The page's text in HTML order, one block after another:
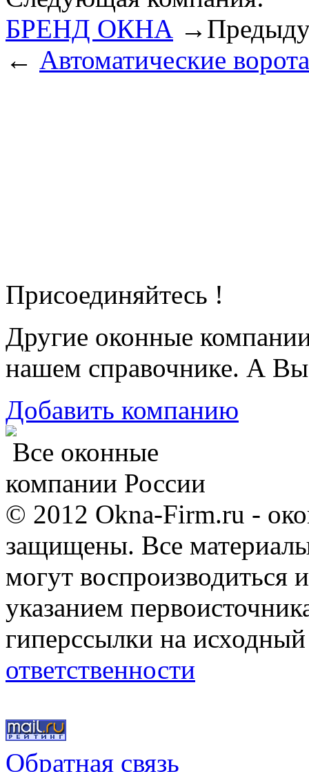
БРЕНД ОКНА →
← Автоматические ворота
Присоединяйтесь !
Другие оконные
нашем справочнике. А
Добавить компанию
Все оконные
компании России
© 2012 Okna-Firm.ru -
защищены. Все
могут воспроизводиться
указанием
гиперссылки на
ответственности
Обратная связь